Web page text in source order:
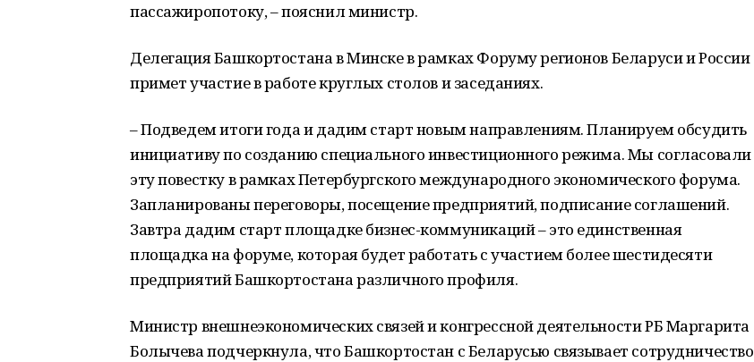
пассажиропотоку, – пояснил министр.
Делегация Башкортостана в Минске в рамках Форуму регионов Беларуси и России
примет участие в работе круглых столов и заседаниях.
– Подведем итоги года и дадим старт новым направлениям. Планируем обсудить
инициативу по созданию специального инвестиционного режима. Мы согласовали
эту повестку в рамках Петербургского международного экономического форума.
Запланированы переговоры, посещение предприятий, подписание соглашений.
Завтра дадим старт площадке бизнес-коммуникаций – это единственная
площадка на форуме, которая будет работать с участием более шестидесяти
предприятий Башкортостана различного профиля.
Министр внешнеэкономических связей и конгрессной деятельности РБ Маргарита
Болычева подчеркнула, что Башкортостан с Беларусью связывает сотрудничество